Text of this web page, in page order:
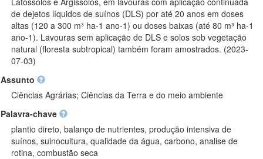
de dejetos líquidos de suínos (DLS) por até 20 anos em doses
altas (120 a 300 m³ ha-1 ano-1) ou doses baixas (até 80 m³ ha-1
ano-1). Lavouras sem aplicação de DLS e solos sob vegetação
natural (floresta subtropical) também foram amostrados. (2023-
07-03)
Assunto
Ciências Agrárias; Ciências da Terra e do meio ambiente
Palavra-chave
plantio direto, balanço de nutrientes, produção intensiva de
suínos, suinocultura, qualidade da água, carbono, analise de
rotina, combustão seca